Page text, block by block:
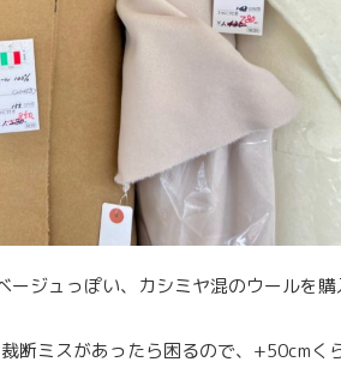
ジュっぽい、カシミヤ混のウールを購
断ミスがあったら困るので、+50cmく